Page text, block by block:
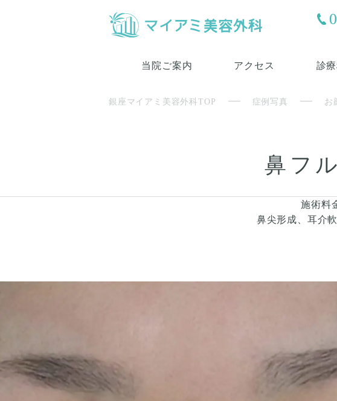
当院ご案内 アクセス 診
銀座マイアミ美容外科TOP 症例写真 お
鼻フ
施術料
鼻尖形成、耳介